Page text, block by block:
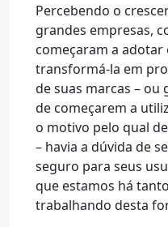
Percebendo o
grandes empresas,
começaram a adotar
transformá-la em
de suas marcas – ou
de começarem a
o motivo pelo qual
– havia a dúvida de
seguro para seus
que estamos há
trabalhando desta